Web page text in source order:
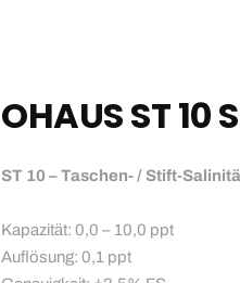
OHAUS ST 10 S
ST 10 – Taschen- / Stift-
Kapazität: 0,0 – 10,0 ppt
Auflösung: 0,1 ppt